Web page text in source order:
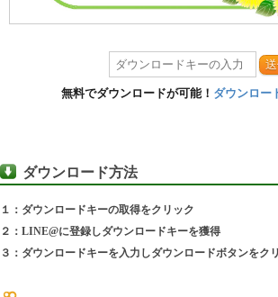
無料でダウンロードが可能！ ダウンロー
ダウンロード方法
１：ダウンロードキーの取得をクリック
２：LINE@に登録しダウンロードキーを獲得
３：ダウンロードキーを入力しダウンロードボタンをク